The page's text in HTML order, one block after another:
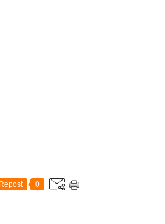
Repost 0